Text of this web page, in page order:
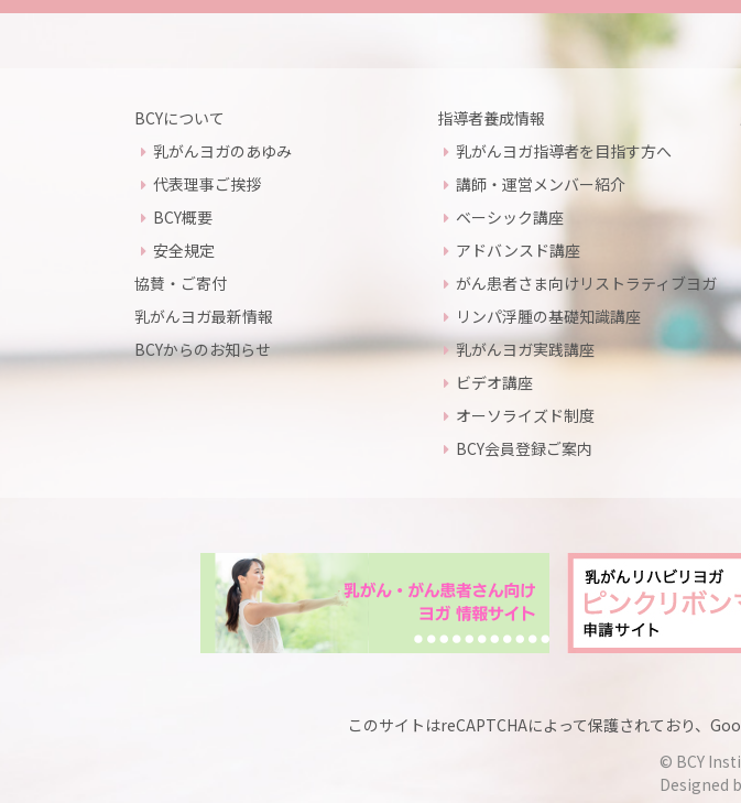
BCYについて
乳がんヨガのあゆみ
代表理事ご挨拶
BCY概要
安全規定
協賛・ご寄付
乳がんヨガ最新情報
BCYからのお知らせ
指導者養成情報
乳がんヨガ指導者を目指す方へ
講師・運営メンバー紹介
ベーシック講座
アドバンスド講座
がん患者さま向けリストラティブヨガ
リンパ浮腫の基礎知識講座
乳がんヨガ実践講座
ビデオ講座
オーソライズド制度
BCY会員登録ご案内
このサイトはreCAPTCHAによって保護されており、
© BCY
Designed